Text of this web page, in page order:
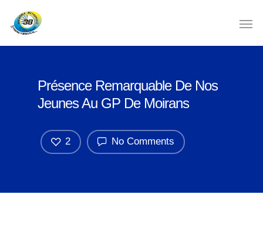
Présence Remarquable De Nos
Jeunes Au GP De Moirans
No Comments
2